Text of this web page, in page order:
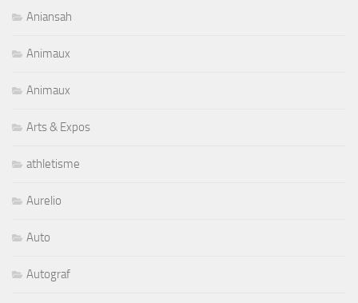
Aniansah
Animaux
Animaux
Arts & Expos
athletisme
Aurelio
Auto
Autograf